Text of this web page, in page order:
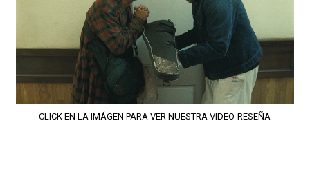
CLICK EN LA IMÁGEN PARA VER NUESTRA VIDEO-RESEÑA